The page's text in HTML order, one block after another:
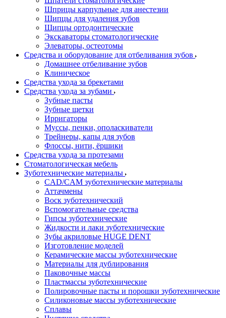
Шприцы карпульные для анестезии
Щипцы для удаления зубов
Щипцы ортодонтические
Экскаваторы стоматологические
Элеваторы, остеотомы
Средства и оборудование для отбеливания зубов
Домашнее отбеливание зубов
Клиническое
Средства ухода за брекетами
Средства ухода за зубами
Зубные пасты
Зубные щетки
Ирригаторы
Муссы, пенки, ополаскиватели
Трейнеры, капы для зубов
Флоссы, нити, ёршики
Средства ухода за протезами
Стоматологическая мебель
Зуботехнические материалы
CAD/CAM зуботехнические материалы
Аттачмены
Воск зуботехнический
Вспомогательные средства
Гипсы зуботехнические
Жидкости и лаки зуботехнические
Зубы акриловые HUGE DENT
Изготовление моделей
Керамические массы зуботехнические
Материалы для дублирования
Паковочные массы
Пластмассы зуботехнические
Полировочные пасты и порошки зуботехнические
Силиконовые массы зуботехнические
Сплавы